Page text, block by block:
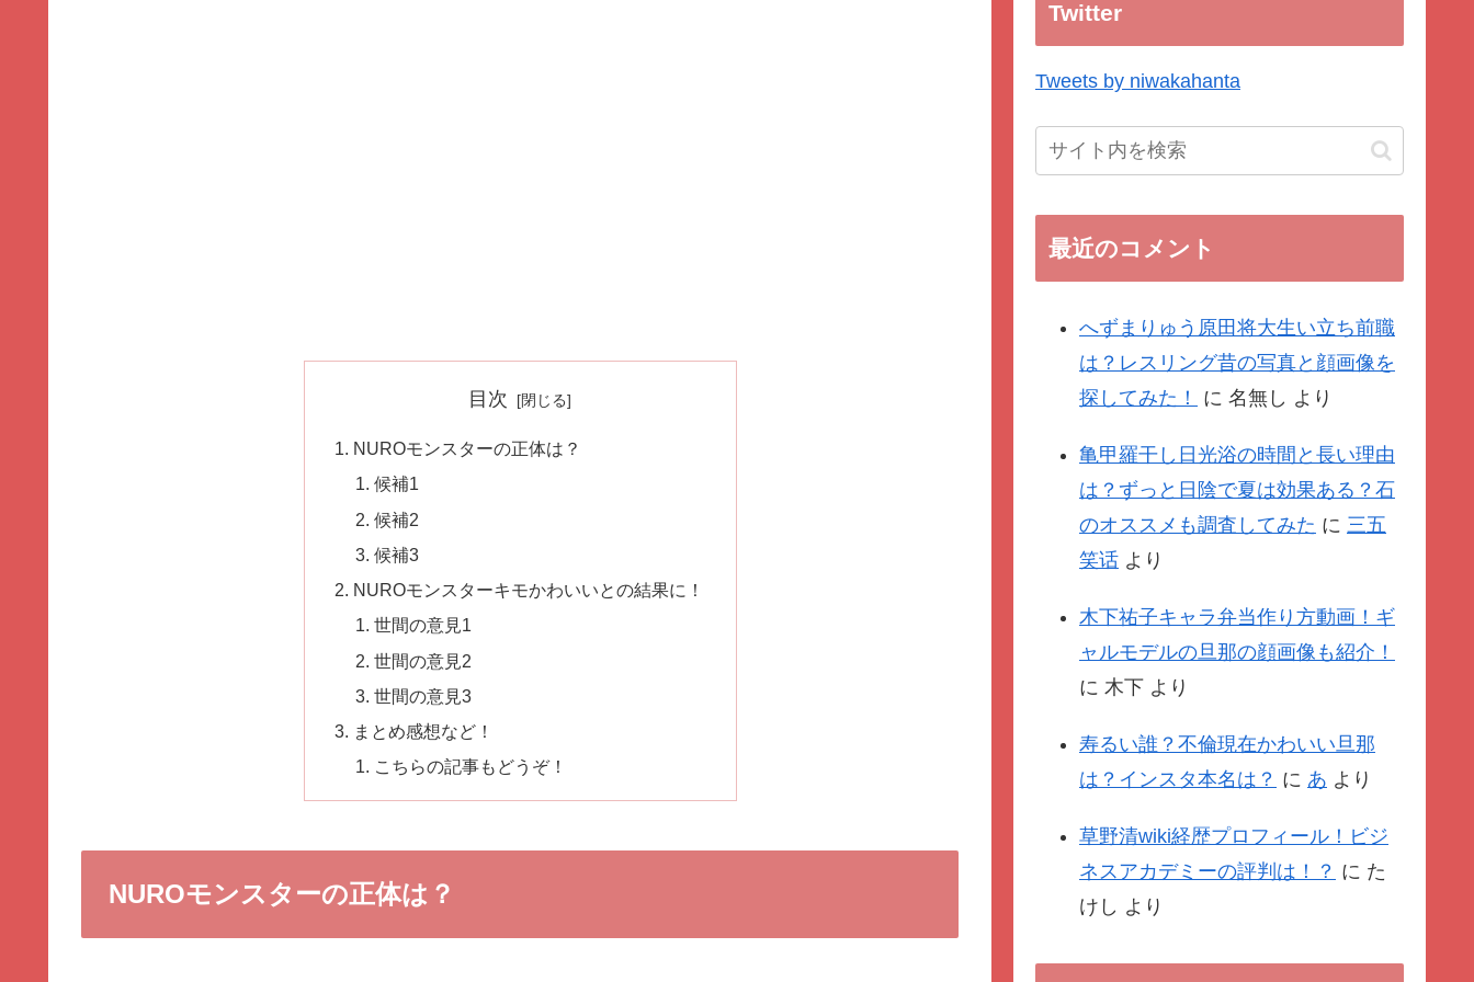
目次
NUROモンスターの正体は？
候補1
候補2
候補3
NUROモンスターキモかわいいとの結果に！
世間の意見1
世間の意見2
世間の意見3
まとめ感想など！
こちらの記事もどうぞ！
NUROモンスターの正体は？
Twitter
Tweets by niwakahanta
最近のコメント
へずまりゅう原田将大生い立ち前職
は？レスリング昔の写真と顔画像を
探してみた！
に 名無し より
亀甲羅干し日光浴の時間と長い理由
は？ずっと日陰で夏は効果ある？石
のオススメも調査してみた に 三五
笑话 より
木下祐子キャラ弁当作り方動画！ギ
ャルモデルの旦那の顔画像も紹介！
に 木下 より
寿るい誰？不倫現在かわいい旦那
は？インスタ本名は？ に あ より
草野清wiki経歴プロフィール！ビジ
ネスアカデミーの評判は！？ に た
けし より